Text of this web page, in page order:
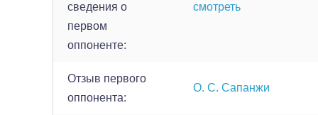
сведения о
первом
оппоненте:
смотреть
Отзыв первого
оппонента:
О. С. Сапанжи